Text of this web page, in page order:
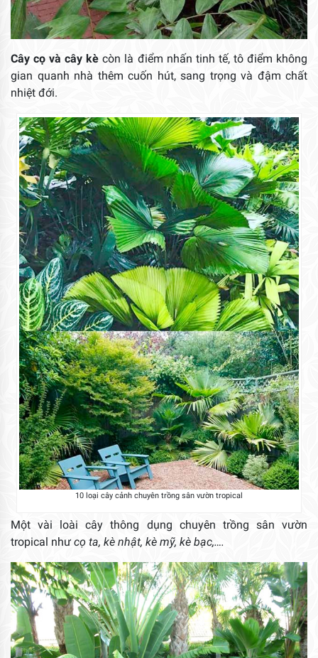
Cây cọ và cây kè còn là điểm nhấn tinh tế, tô điểm không
gian quanh nhà thêm cuốn hút, sang trọng và đậm chất
nhiệt đới.
10 loại cây cảnh chuyên trồng sân vườn tropical
Một vài loài cây thông dụng chuyên trồng sân vườn
tropical như cọ ta, kè nhật, kè mỹ, kè bạc,….